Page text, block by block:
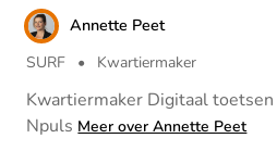
Annette Peet
SURF • Kwartiermaker
Kwartiermaker Digitaal
Npuls Meer over Annette Peet